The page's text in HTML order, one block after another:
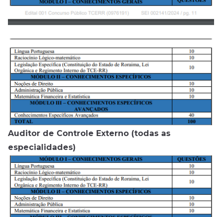
Auditor de Controle Externo (todas as
especialidades)